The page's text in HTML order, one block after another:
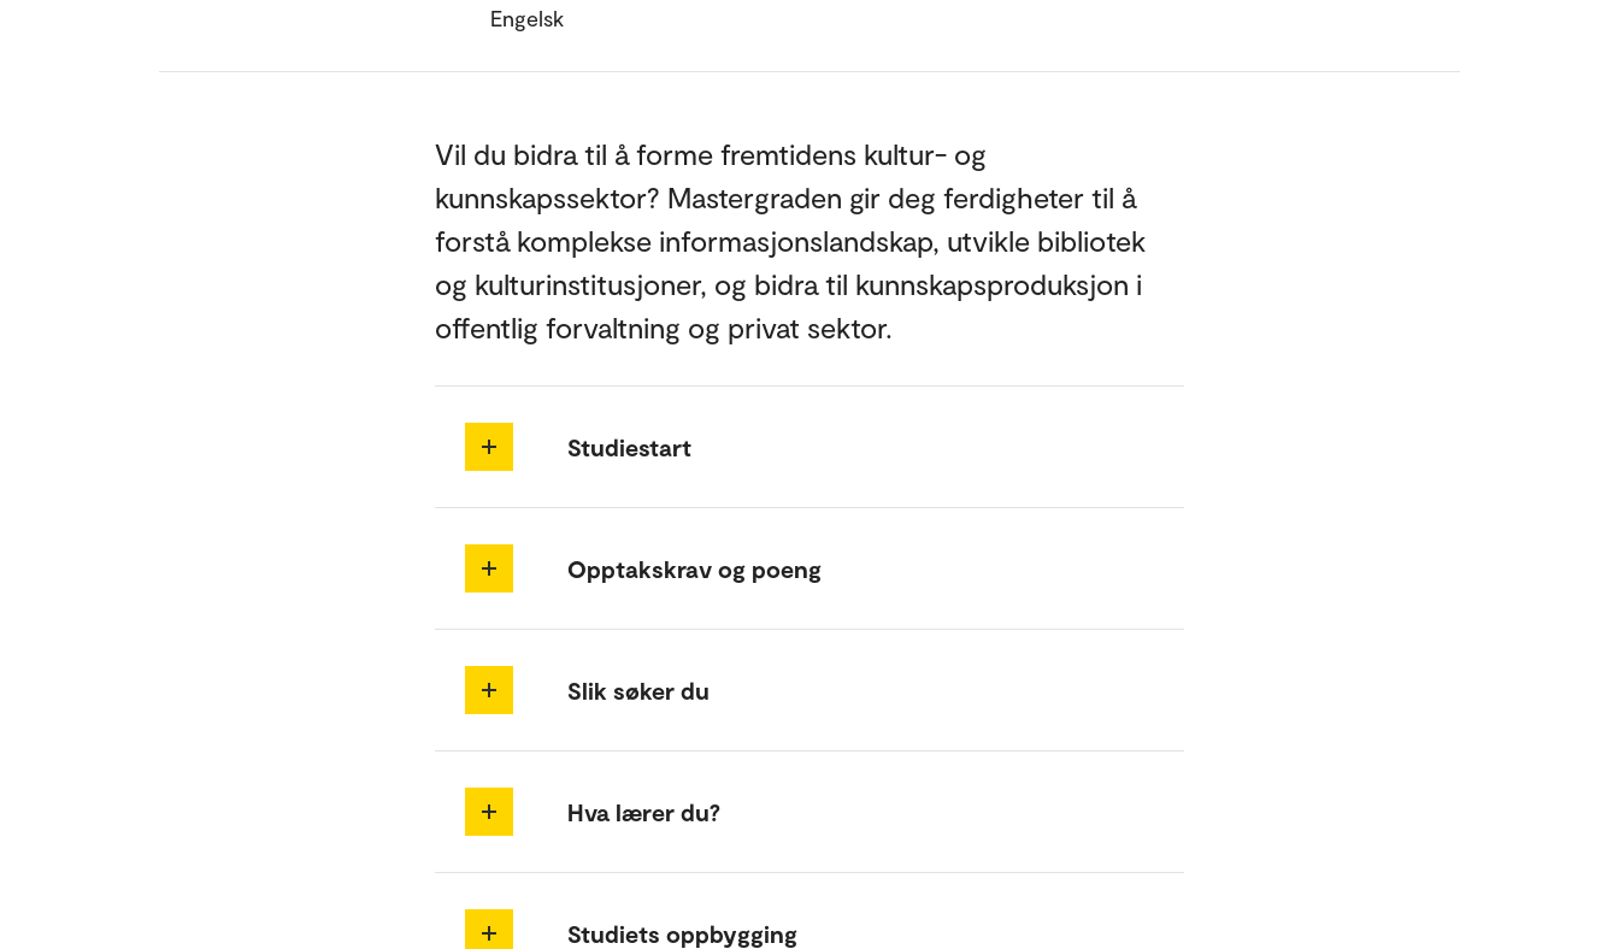
Engelsk
Vil du bidra til å forme fremtidens kultur- og
kunnskapssektor? Mastergraden gir deg ferdigheter til å
forstå komplekse informasjonslandskap, utvikle bibliotek
og kulturinstitusjoner, og bidra til kunnskapsproduksjon i
offentlig forvaltning og privat sektor.
Studiestart
Opptakskrav og poeng
Slik søker du
Hva lærer du?
Studiets oppbygging